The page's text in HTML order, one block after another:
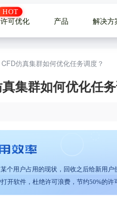
许可优化 产品 解决方
仿真集群如何优化任务调度？
集群如何优化任